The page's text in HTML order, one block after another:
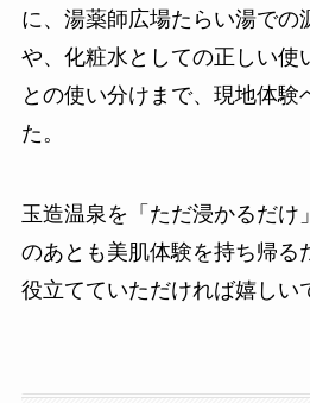
に、湯薬師広場たらい湯での
や、化粧水としての正しい使
との使い分けまで、現地体験
た。
玉造温泉を「ただ浸かるだけ
のあとも美肌体験を持ち帰る
役立てていただければ嬉しい